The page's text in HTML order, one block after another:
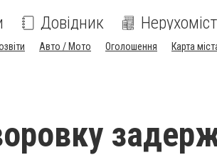
Довідник
Авто / Мото Оголошення Карта